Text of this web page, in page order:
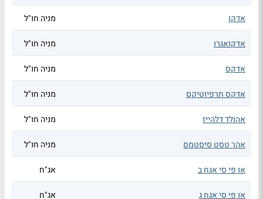
אדקו מניה חו"ל
אדקואגרו מניה חו"ל
אדקס מניה חו"ל
אדקס תרפיוטיקס מניה חו"ל
אהולד דלהייז מניה חו"ל
אהר טסט סיסטמס מניה חו"ל
או פי סי אגח ב אג"ח
או פי סי אגח ג אג"ח